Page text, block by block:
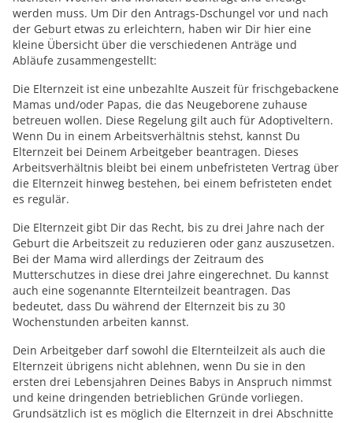
werden muss. Um Dir den Antrags-Dschungel vor und nach
der Geburt etwas zu erleichtern, haben wir Dir hier eine
kleine Übersicht über die verschiedenen Anträge und
Abläufe zusammengestellt:
Die Elternzeit ist eine unbezahlte Auszeit für frischgebackene
Mamas und/oder Papas, die das Neugeborene zuhause
betreuen wollen. Diese Regelung gilt auch für Adoptiveltern.
Wenn Du in einem Arbeitsverhältnis stehst, kannst Du
Elternzeit bei Deinem Arbeitgeber beantragen. Dieses
Arbeitsverhältnis bleibt bei einem unbefristeten Vertrag über
die Elternzeit hinweg bestehen, bei einem befristeten endet
es regulär.
Die Elternzeit gibt Dir das Recht, bis zu drei Jahre nach der
Geburt die Arbeitszeit zu reduzieren oder ganz auszusetzen.
Bei der Mama wird allerdings der Zeitraum des
Mutterschutzes in diese drei Jahre eingerechnet. Du kannst
auch eine sogenannte Elternteilzeit beantragen. Das
bedeutet, dass Du während der Elternzeit bis zu 30
Wochenstunden arbeiten kannst.
Dein Arbeitgeber darf sowohl die Elternteilzeit als auch die
Elternzeit übrigens nicht ablehnen, wenn Du sie in den
ersten drei Lebensjahren Deines Babys in Anspruch nimmst
und keine dringenden betrieblichen Gründe vorliegen.
Grundsätzlich ist es möglich die Elternzeit in drei Abschnitte